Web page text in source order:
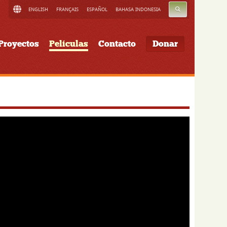
ENGLISH FRANÇAIS ESPAÑOL BAHASA INDONESIA BUSCAR
Películas Contacto Donar